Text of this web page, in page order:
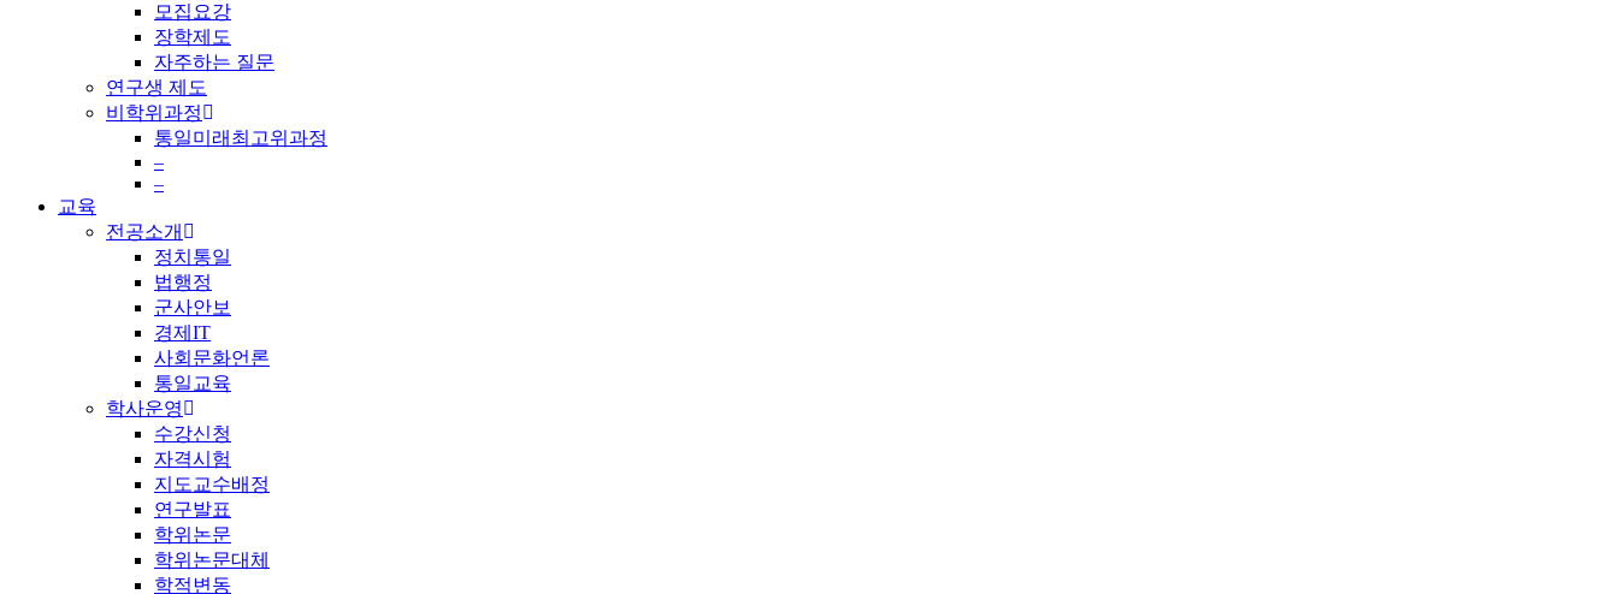
모집요강
장학제도
자주하는 질문
연구생 제도
비학위과정
통일미래최고위과정
–
–
교육
전공소개
정치통일
법행정
군사안보
경제IT
사회문화언론
통일교육
학사운영
수강신청
자격시험
지도교수배정
연구발표
학위논문
학위논문대체
학적변동